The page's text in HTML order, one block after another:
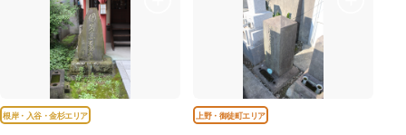
根岸・入谷・金杉エリア 上野・御徒町エリア